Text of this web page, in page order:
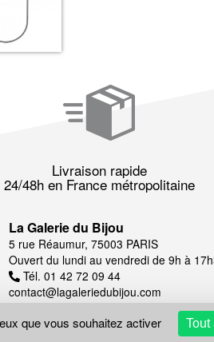
Livraison rapide
24/48h en France métropolitaine
La Galerie du Bijou
5 rue Réaumur, 75003 PARIS
Ouvert du lundi au vendredi de 9h à
Tél. 01 42 72 09 44
contact@lagaleriedubijou.com
que vous souhaitez activer Tout